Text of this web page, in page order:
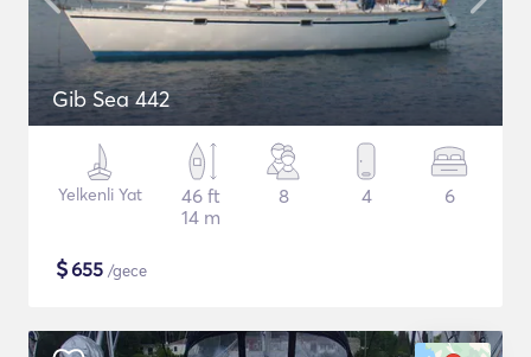
Gib Sea 442
Yelkenli Yat
46 ft
14 m
8 4 6
$655 /gece